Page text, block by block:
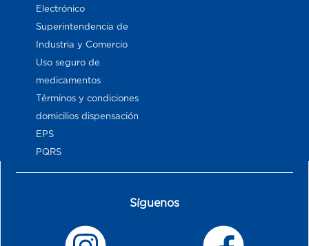
Electrónico
Superintendencia de
Industria y Comercio
Uso seguro de
medicamentos
Términos y condiciones
domicilios dispensación
EPS
PQRS
Síguenos